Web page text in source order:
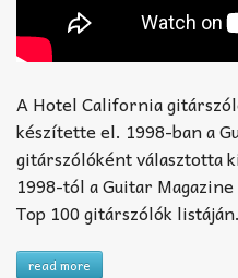
A Hotel California
készítette el. 1998-ban a
gitárszólóként választotta
1998-tól a Guitar
Top 100 gitárszólók listáján.
read more